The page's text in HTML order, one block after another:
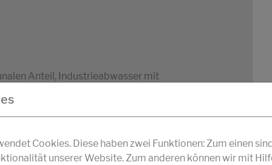
Anteil, Industrieabwasser mit
PDF
Cookies. Diese haben zwei Funktionen: Zum einen
unserer Website. Zum anderen können wir mit